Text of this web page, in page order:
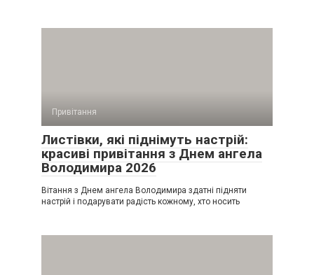
Привітання
Листівки, які піднімуть настрій:
красиві привітання з Днем ангела
Володимира 2026
Вітання з Днем ангела Володимира здатні підняти
настрій і подарувати радість кожному, хто носить